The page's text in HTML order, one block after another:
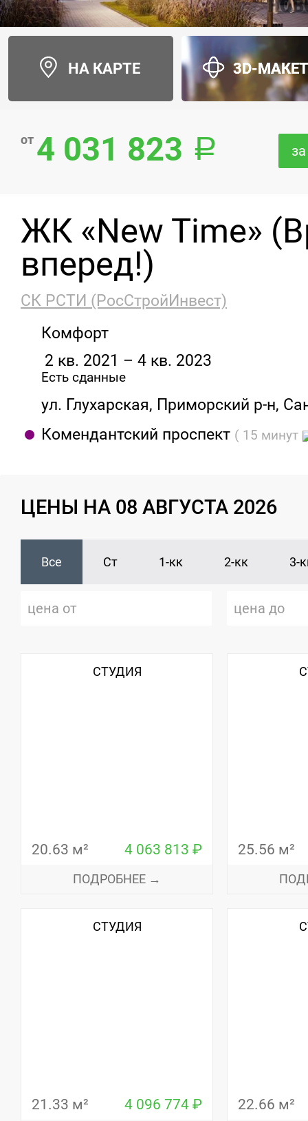
НА КАРТЕ 3D-
от 4 031 823
ЖК «New Time»
вперед!)
СК РСТИ (РосСтройИнвест)
Комфорт
2 кв. 2021 – 4 кв. 2023
Есть сданные
ул. Глухарская, Приморский р-н,
Комендантский проспект ( 15 минут
ЦЕНЫ НА 08 АВГУСТА 2026
Все Ст 1-кк 2-кк 3-
СТУДИЯ
20.63 м² 4 063 813 ₽
ПОДРОБНЕЕ →
25.56 м²
СТУДИЯ
21.33 м² 4 096 774 ₽ 22.66 м²